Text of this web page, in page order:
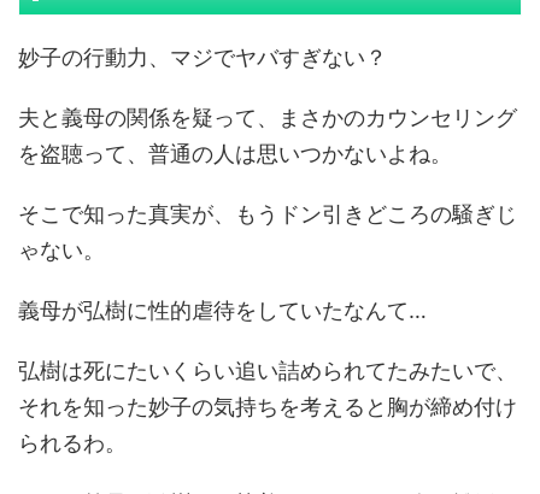
妙子の行動力、マジでヤバすぎない？
夫と義母の関係を疑って、まさかのカウンセリング
を盗聴って、普通の人は思いつかないよね。
そこで知った真実が、もうドン引きどころの騒ぎじ
ゃない。
義母が弘樹に性的虐待をしていたなんて…
弘樹は死にたいくらい追い詰められてたみたいで、
それを知った妙子の気持ちを考えると胸が締め付け
られるわ。